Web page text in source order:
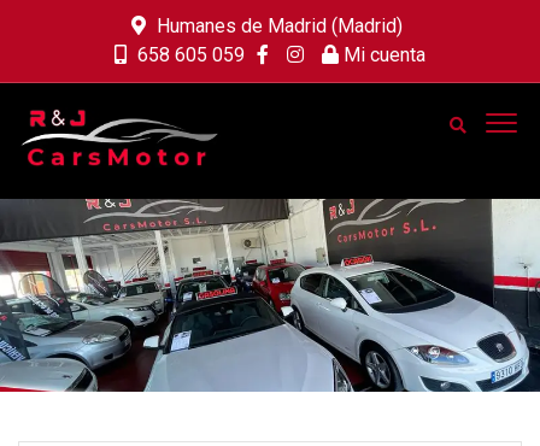
Humanes de Madrid (Madrid)
658 605 059
Mi cuenta